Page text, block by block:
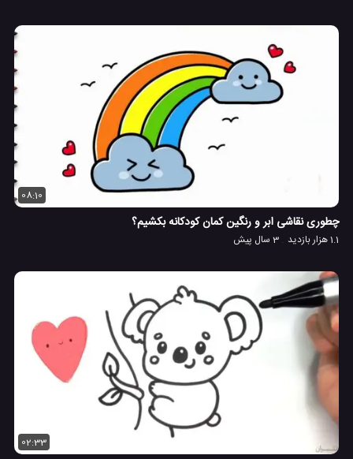
08:10
چطوری نقاشی ابر و رنگین کمان کودکانه بکشیم؟
1.1 هزار بازدید 3 سال پیش
02:33